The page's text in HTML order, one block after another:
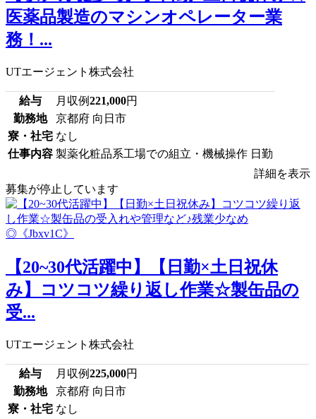
医薬品製造のマシンオペレーター業
務！...
UTエージェント株式会社
給与 月収例221,000円
勤務地
京都府 向日市
寮・社宅 なし
仕事内容 製薬化粧品系工場での組立・機械操作 日勤
詳細を表示
募集が停止しています
【20~30代活躍中】【日勤×土日祝休
み】コツコツ繰り返し作業☆製缶品の
受...
UTエージェント株式会社
給与 月収例225,000円
勤務地
京都府 向日市
寮・社宅 なし